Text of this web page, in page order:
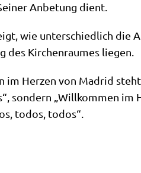
Anbe­tung dient.
wie unter­schied­lich die
des Kir­chen­rau­mes liegen.
im Her­zen von Madrid
son­dern „Will­kom­men
todos, todos“.